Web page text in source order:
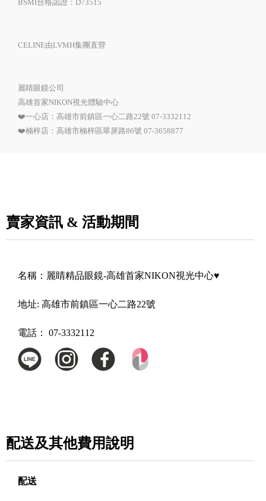
BSMI合格認證：D73515
CELINE由LVMH集團直營
麗睛眼鏡公司
高雄首家NIKON視光體驗中心
❤️一心店：高雄市前鎮區一心二路22號 07-3332112
❤️楠梓店：高雄市楠梓區翠屏路86號 07-3658877
賣家資訊 & 活動期間
名稱： 麗睛精品眼鏡-高雄首家NIKON視光中心♥
地址: 高雄市前鎮區一心二路22號
電話： 07-3332112
配送及其他費用說明
配送